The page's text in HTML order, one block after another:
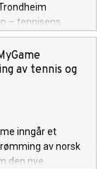
– tennisens
av tennis og
inngår et
av norsk
den nye